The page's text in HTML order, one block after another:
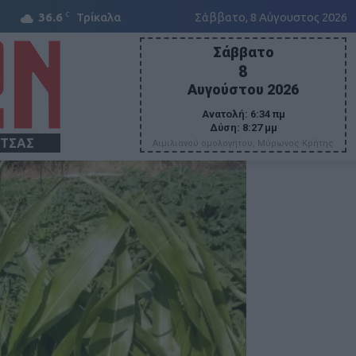
36.6 C Τρίκαλα Σάββατο, 8 Αύγουστος 2026
Σάββατο
8
Αυγούστου 2026
Ανατολή: 6:34 πμ
Δύση: 8:27 μμ
Αιμιλιανού ομολογήτου, Μύρωνος Κρήτης